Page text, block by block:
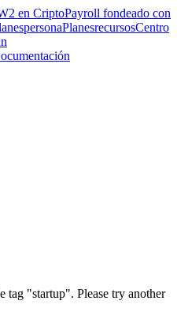
en CriptoPayroll fondeado con
personaPlanesrecursosCentro
tag "startup". Please try another